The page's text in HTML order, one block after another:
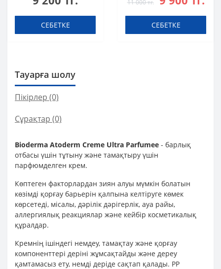
СЕБЕТКЕ
үшін 40 мл
11 000 тг.
СЕБЕТКЕ
Тауарға шолу
Пікірлер (0)
Сұрақтар (0)
Bioderma Atoderm Creme Ultra Parfumee - барлық
отбасы үшін тұтыну және тамақтыру үшін
парфюмделген крем.
Көптеген факторлардан зиян алуы мүмкін болатын
көзімді қорғау барьерін қалпына келтіруге көмек
көрсетеді, місалы, дәрілік дәрігерлік, ауа райы,
аллергиялық реакциялар және кейбір косметикалық
құралдар.
Кремнің ішіндегі немдеу, тамақтау және қорғау
компоненттері деріні жұмсақтайды және дереу
қамтамасыз ету, немді деріде сақтап қалады. РР